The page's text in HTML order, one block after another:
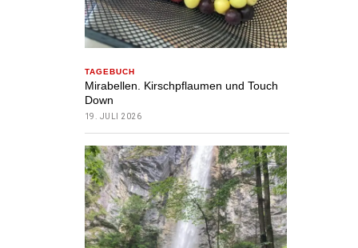
TAGEBUCH
Mirabellen. Kirschpflaumen und Touch
Down
19. JULI 2026